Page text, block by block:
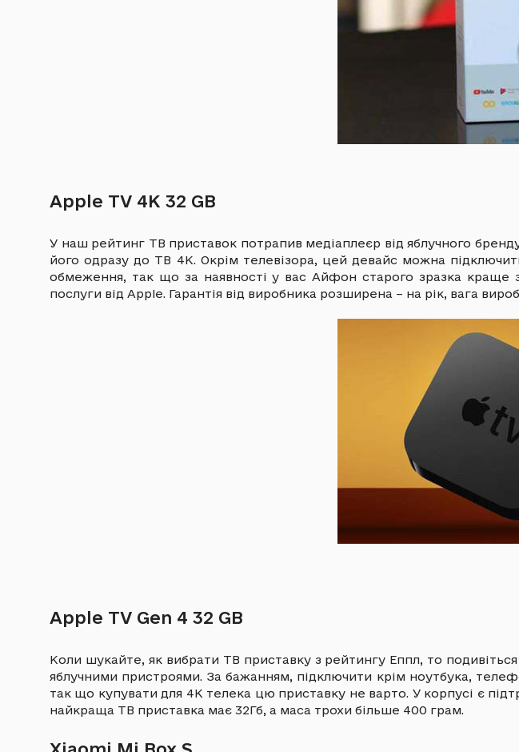
Apple TV 4K 32 GB
У наш рейтинг ТВ приставок потрапив медіаплеєр від яблучного
його одразу до ТВ 4К. Окрім телевізора, цей девайс можна
обмеження, так що за наявності у вас Айфон старого зразка краще
послуги від Apple. Гарантія від виробника розширена – на рік, вага
Apple TV Gen 4 32 GB
Коли шукайте, як вибрати ТВ приставку з рейтингу Еппл, то
яблучними пристроями. За бажанням, підключити крім ноутбука,
так що купувати для 4К телека цю приставку не варто. У корпусі є
найкраща ТВ приставка має 32Гб, а маса трохи більше 400 грам.